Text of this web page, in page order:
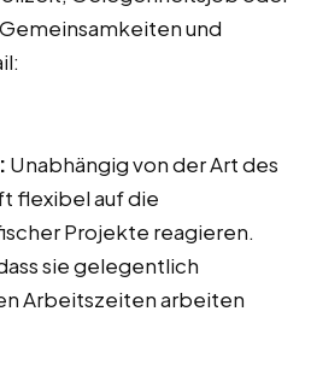
und
Unabhängig von der Art des
flexibel auf die
Projekte reagieren.
sie gelegentlich
Arbeitszeiten arbeiten